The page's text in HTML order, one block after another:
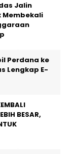
Jalin
Membekali
Perdana ke
Lengkap E-
BESAR,